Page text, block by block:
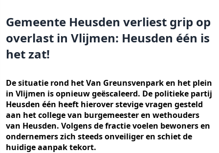
Gemeente Heusden verliest grip op
overlast in Vlijmen: Heusden één is
het zat!
De situatie rond het Van Greunsvenpark en het plein
in Vlijmen is opnieuw geëscaleerd. De politieke partij
Heusden één heeft hierover stevige vragen gesteld
aan het college van burgemeester en wethouders
van Heusden. Volgens de fractie voelen bewoners en
ondernemers zich steeds onveiliger en schiet de
huidige aanpak tekort.